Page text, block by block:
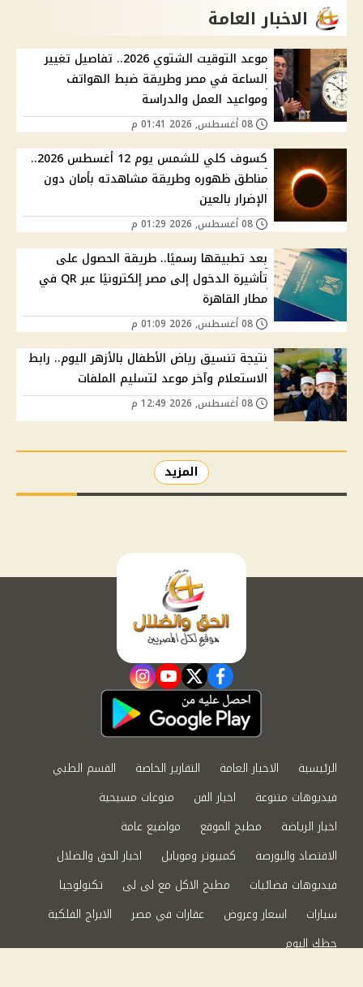
الاخبار العامة
موعد التوقيت الشتوي 2026.. تفاصيل تغيير
الساعة في مصر وطريقة ضبط الهواتف
ومواعيد العمل والدراسة
كسوف كلي للشمس يوم 12 أغسطس 2026..
مناطق ظهوره وطريقة مشاهدته بأمان دون
الإضرار بالعين
بعد تطبيقها رسميًا.. طريقة الحصول على
تأشيرة الدخول إلى مصر إلكترونيًا عبر QR في
مطار القاهرة
نتيجة تنسيق رياض الأطفال بالأزهر اليوم.. رابط
الاستعلام وآخر موعد لتسليم الملفات
المزيد
facebook
twitter
youtube
instagram
الرئيسية الاخبار العامة التقارير الخاصة
القسم الطبي
فيديوهات متنوعة
اخبار الفن
منوعات مسيحية
اخبار الرياضة
مطبخ الموقع
مواضيع عامة
الاقتصاد والبورصة
كمبيوتر وموبايل
اخبار الحق والضلال
فيديوهات فضائيات
مطبخ الاكل مع لى لى
تكنولوجيا
سيارات
اسعار وعروض عقارات في مصر
الابراج الفلكية
حظك اليوم